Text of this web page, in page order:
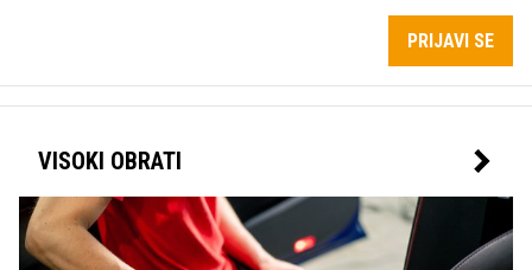
PRIJAVI SE
VISOKI OBRATI